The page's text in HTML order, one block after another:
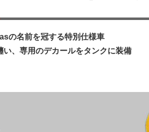
の名前を冠する特別仕様車
、専用のデカールをタンクに装備